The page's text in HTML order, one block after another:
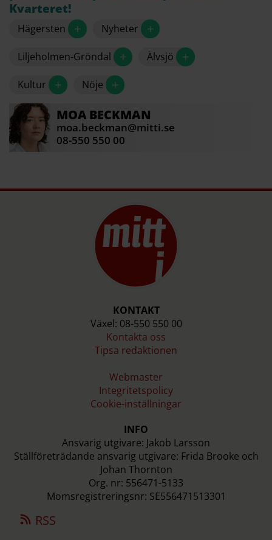
Kvarteret!
Hägersten + Nyheter +
Liljeholmen-Gröndal + Älvsjö +
Kultur + Nöje +
MOA BECKMAN
moa.beckman@mitti.se
08-550 550 00
KONTAKT
Växel: 08-550 550 00
Kontakta oss
Tipsa redaktionen
Webmaster
Integritetspolicy
Cookie-inställningar
INFO
Ansvarig utgivare: Jakob Larsson
Ställföreträdande ansvarig utgivare: Frida Brooke och
Johan Thornton
Org. nr: 556471-5133
Momsregistreringsnr: SE556471513301
RSS